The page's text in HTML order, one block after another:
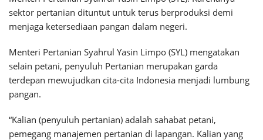
sektor pertanian dituntut untuk terus berproduksi demi
menjaga ketersediaan pangan dalam negeri.
Menteri Pertanian Syahrul Yasin Limpo (SYL) mengatakan
selain petani, penyuluh Pertanian merupakan garda
terdepan mewujudkan cita-cita Indonesia menjadi lumbung
pangan.
“Kalian (penyuluh pertanian) adalah sahabat petani,
pemegang manajemen pertanian di lapangan. Kalian yang